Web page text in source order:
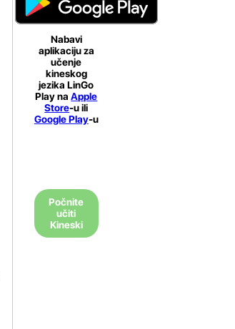
Nabavi
aplikaciju za
učenje
kineskog
jezika LinGo
Play naApple
Store-u ili
Google Play-u
Počnite
učiti
Kineski